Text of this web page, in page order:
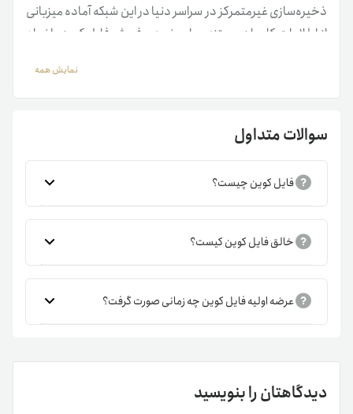
ذخیره‌سازی غیرمتمرکز در سراسر دنیا در این شبکه آماده میزبانی
از اطلاعات کاربران هستند. برای خرید و فروش فایل کوین با نماد
بررسی کنید. نمودار قیمت لحظه‌ای فایل کوین را در بالای همین
صفحه مشاهده می‌کنید. پس‌از آن می‌توانید سفارش خرید یا
فروش FIL را در مبدل رمزارزی تترلند ثبت کنید.
صفحات مفید:خرید اتریوم
نمایش همه
سوالات متداول
فایل کوین چیست؟
خالق فایل کوین کیست؟
عرضه اولیه فایل کوین چه زمانی صورت گرفت؟
دیدگاهتان را بنویسید